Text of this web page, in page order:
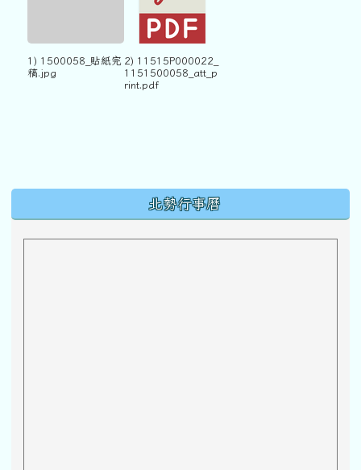
1) 1500058_貼紙完
稿.jpg
2) 11515P000022_
1151500058_att_p
rint.pdf
北勢行事曆